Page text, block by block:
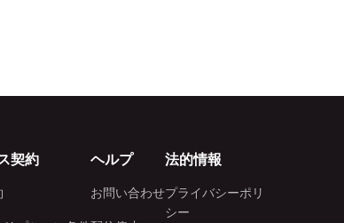
契約 ヘルプ
お問い合わせ
法的情報
プライバシーポリ
シー